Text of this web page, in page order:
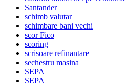
Santander
schimb valutar
schimbare bani vechi
scor Fico
scoring
scrisoare refinantare
sechestru masina
SEPA
SEPA